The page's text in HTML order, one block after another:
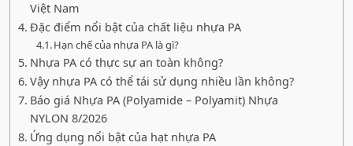
Việt Nam
Đặc điểm nổi bật của chất liệu nhựa PA
Hạn chế của nhựa PA là gì?
Nhựa PA có thực sự an toàn không?
Vậy nhựa PA có thể tái sử dụng nhiều lần không?
Báo giá Nhựa PA (Polyamide – Polyamit) Nhựa
NYLON 8/2026
Ứng dụng nổi bật của hạt nhựa PA